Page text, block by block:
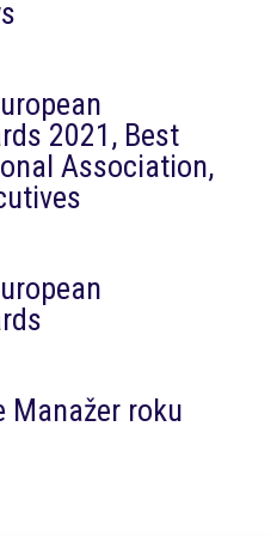
2021, Best
Association,
Manažer roku